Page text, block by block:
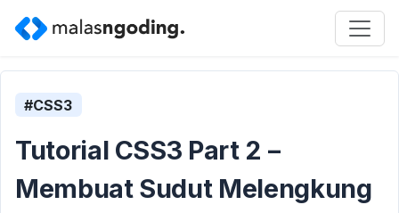
#CSS3
Tutorial CSS3 Part 2 –
Membuat Sudut Melengkung